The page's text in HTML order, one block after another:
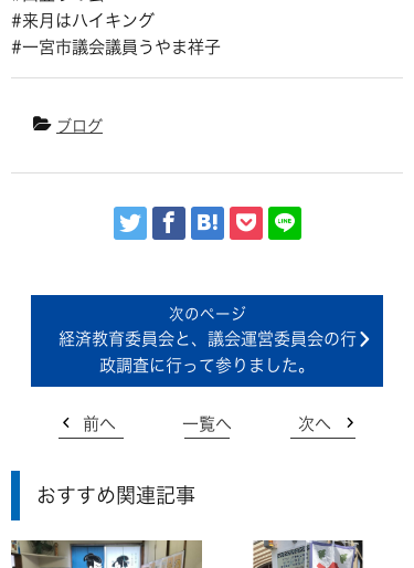
#来月はハイキング
#一宮市議会議員うやま祥子
ブログ
経済教育委員会と、議会運営委員会の行
政調査に行って参りました。
前へ 一覧へ 次へ
おすすめ関連記事